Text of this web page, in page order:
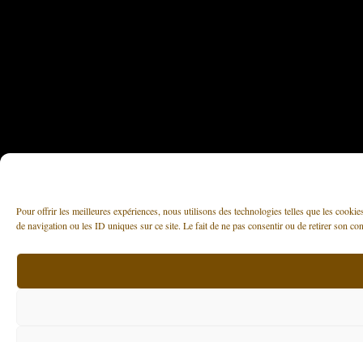
Pour offrir les meilleures expériences, nous utilisons des technologies telles que les
de navigation ou les ID uniques sur ce site. Le fait de ne pas consentir ou de retirer son